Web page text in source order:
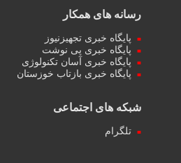
رسانه های همکار
پایگاه خبری تجهیزنیوز
پایگاه خبری پی نوشت
پایگاه خبری آسان تکنولوژی
پایگاه خبری بازتاب خوزستان
شبکه های اجتماعی
تلگرام